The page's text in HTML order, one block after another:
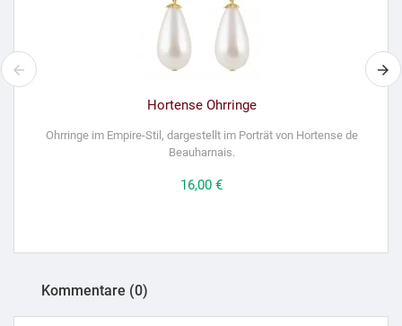
Hortense Ohrringe
Ohrringe im Empire-Stil, dargestellt im Porträt von Hortense de
Beauharnais.
Preis
16,00 €
Kommentare (0)